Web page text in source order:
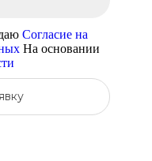
Согласие на
На основании